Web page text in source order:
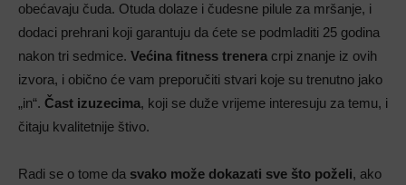
obećavaju čuda. Otuda dolaze i čudesne pilule za mršanje, i
dodaci prehrani koji garantuju da ćete se podmladiti 25 godina
nakon tri sedmice. Većina fitness trenera crpi znanje iz ovih
izvora, i obično će vam preporučiti stvari koje su trenutno jako
„in“. Čast izuzecima, koji se duže vrijeme interesuju za temu, i
čitaju kvalitetnije štivo.
Radi se o tome da svako može dokazati sve što poželi, ako